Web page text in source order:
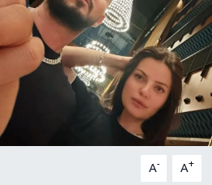
A- A+